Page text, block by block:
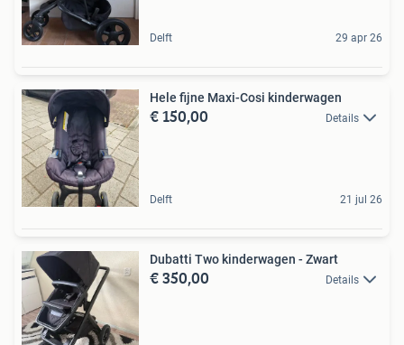
Delft 29 apr 26
Hele fijne Maxi-Cosi kinderwagen
€ 150,00 Details
Delft 21 jul 26
Dubatti Two kinderwagen - Zwart
€ 350,00 Details